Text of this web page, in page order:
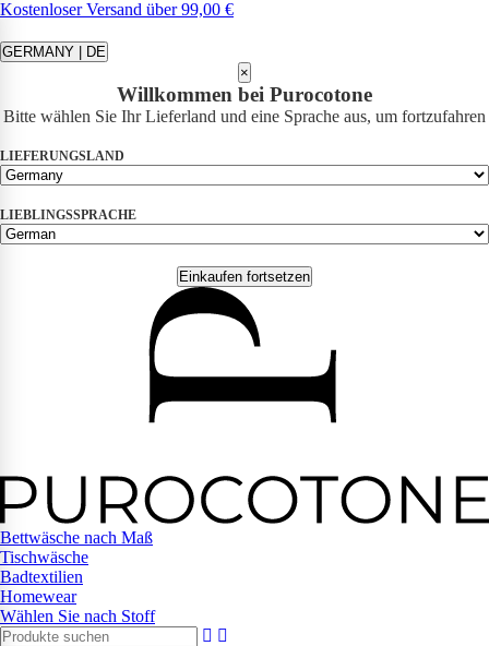
Kostenloser Versand über 99,00 €
GERMANY | DE
×
Willkommen bei Purocotone
Bitte wählen Sie Ihr Lieferland und eine Sprache aus, um fortzufahren
LIEFERUNGSLAND
LIEBLINGSSPRACHE
Einkaufen fortsetzen
Bettwäsche nach Maß
Tischwäsche
Badtextilien
Homewear
Wählen Sie nach Stoff